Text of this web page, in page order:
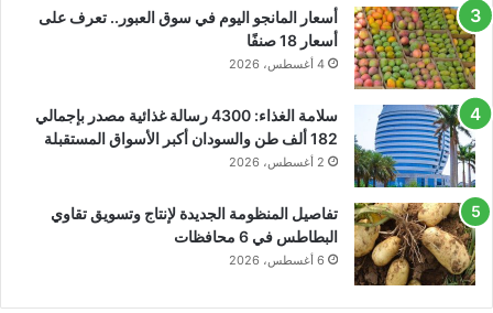
أسعار المانجو اليوم في سوق العبور.. تعرف على
أسعار 18 صنفًا
4 أغسطس، 2026
سلامة الغذاء: 4300 رسالة غذائية مصدر بإجمالي
182 ألف طن والسودان أكبر الأسواق المستقبلة
2 أغسطس، 2026
تفاصيل المنظومة الجديدة لإنتاج وتسويق تقاوي
البطاطس في 6 محافظات
6 أغسطس، 2026